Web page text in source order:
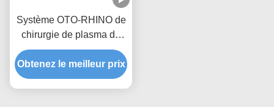
Système OTO-RHINO de
chirurgie de plasma de
Coblation de
radiofréquence pour le
traitement de ronflement
Obtenez le meilleur prix